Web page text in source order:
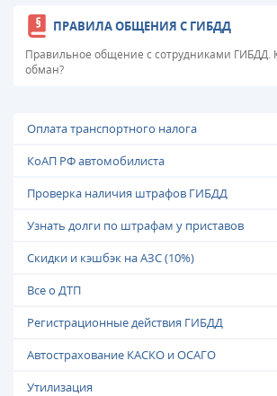
ПРАВИЛА ОБЩЕНИЯ С ГИБДД
Правильное общение с сотрудниками ГИБДД.
обман?
Оплата транспортного налога
КоАП РФ автомобилиста
Проверка наличия штрафов ГИБДД
Узнать долги по штрафам у приставов
Скидки и кэшбэк на АЗС (10%)
Все о ДТП
Регистрационные действия ГИБДД
Автострахование КАСКО и ОСАГО
Утилизация